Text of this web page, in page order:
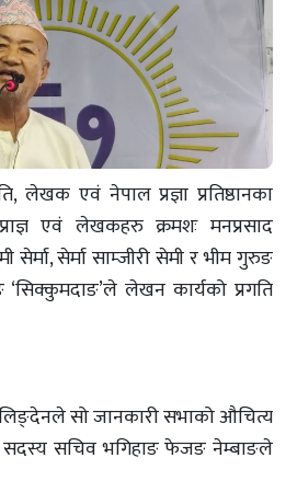
लेखक एवं नेपाल प्रज्ञा प्रतिष्ठानका
एवं लेखकहरु क्रमशः मनप्रसाद
सेर्मा साम्जीरी सेमी र भीम गुरुङ
लेखन कार्यको प्रगति
लिङ्देनले सो जानकारी सभाको औचित्य
सदस्य सचिव भगिहाङ फेजङ नेम्बाङले